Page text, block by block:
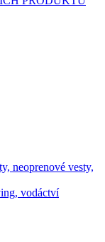
neoprenové vesty,
vodáctví